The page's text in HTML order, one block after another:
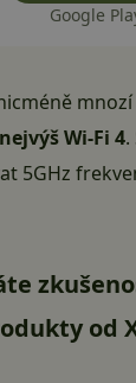
Google
Wi-Fi 4
5GHz
od